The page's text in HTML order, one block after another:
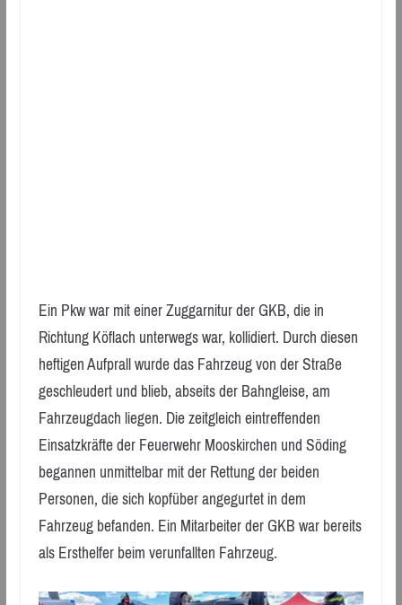
Ein Pkw war mit einer Zuggarnitur der GKB, die in
Richtung Köflach unterwegs war, kollidiert. Durch diesen
heftigen Aufprall wurde das Fahrzeug von der Straße
geschleudert und blieb, abseits der Bahngleise, am
Fahrzeugdach liegen. Die zeitgleich eintreffenden
Einsatzkräfte der Feuerwehr Mooskirchen und Söding
begannen unmittelbar mit der Rettung der beiden
Personen, die sich kopfüber angegurtet in dem
Fahrzeug befanden. Ein Mitarbeiter der GKB war bereits
als Ersthelfer beim verunfallten Fahrzeug.